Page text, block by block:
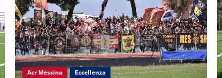
Acr Messina Eccellenza